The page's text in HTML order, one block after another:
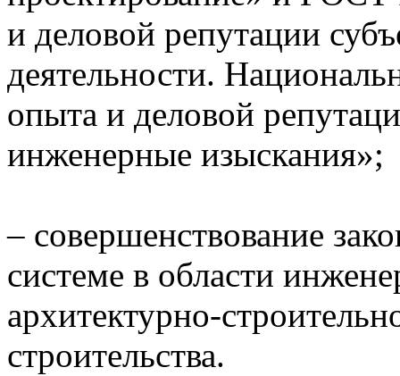
и деловой репутации
деятельности.
опыта и деловой
инженерные изыскания»;
– совершенствование
системе в области
архитектурно-
строительства.